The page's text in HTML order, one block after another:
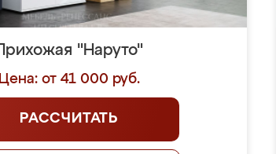
Прихожая "Наруто"
Цена: от 41 000 руб.
РАССЧИТАТЬ